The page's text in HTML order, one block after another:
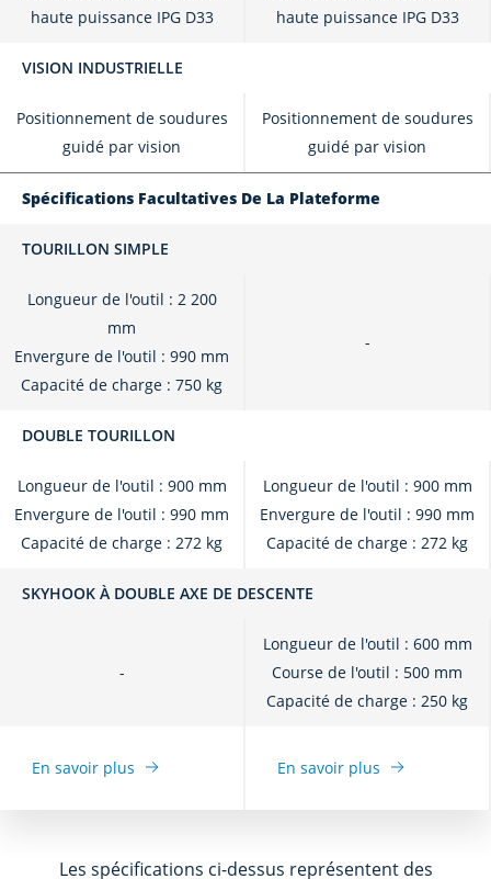
haute puissance IPG D33
haute puissance IPG D33
VISION INDUSTRIELLE
Positionnement de soudures
guidé par vision
Positionnement de soudures
guidé par vision
Spécifications Facultatives De La Plateforme
TOURILLON SIMPLE
Longueur de l'outil : 2 200
mm
Envergure de l'outil : 990 mm
Capacité de charge : 750 kg
-
DOUBLE TOURILLON
Longueur de l'outil : 900 mm
Envergure de l'outil : 990 mm
Capacité de charge : 272 kg
Longueur de l'outil : 900 mm
Envergure de l'outil : 990 mm
Capacité de charge : 272 kg
SKYHOOK À DOUBLE AXE DE DESCENTE
-
Longueur de l'outil : 600 mm
Course de l'outil : 500 mm
Capacité de charge : 250 kg
En savoir plus En savoir plus
Les spécifications ci-dessus représentent des